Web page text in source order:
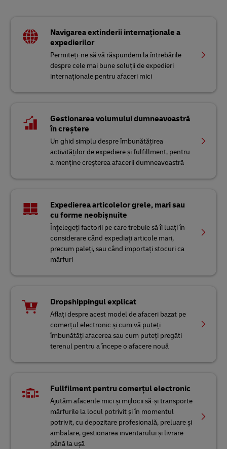
Navigarea extinderii internaționale a
expedierilor
Permiteți-ne să vă răspundem la întrebările
despre cele mai bune soluții de expedieri
internaționale pentru afaceri mici
Gestionarea volumului dumneavoastră
în creștere
Un ghid simplu despre îmbunătățirea
activităților de expediere și fulfillment, pentru
a menține creșterea afacerii dumneavoastră
Expedierea articolelor grele, mari sau
cu forme neobișnuite
Înțelegeți factorii pe care trebuie să îi luați în
considerare când expediați articole mari,
precum paleți, sau când importați stocuri ca
mărfuri
Dropshippingul explicat
Aflați despre acest model de afaceri bazat pe
comerțul electronic și cum vă puteți
îmbunătăți afacerea sau cum puteți pregăti
terenul pentru a începe o afacere nouă
Fullfilment pentru comerțul electronic
Ajutăm afacerile mici și mijlocii să-și transporte
mărfurile la locul potrivit și în momentul
potrivit, cu depozitare profesională, preluare și
ambalare, gestionarea inventarului și livrare
până la ușă